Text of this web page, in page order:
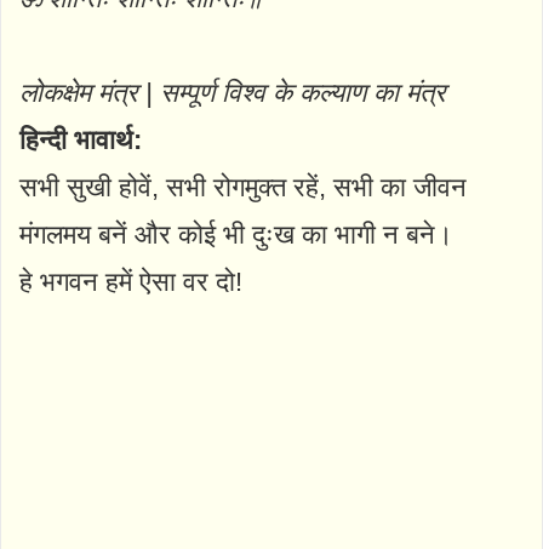
लोकक्षेम मंत्र | सम्पूर्ण विश्व के कल्याण का मंत्र
हिन्दी भावार्थ:
सभी सुखी होवें, सभी रोगमुक्त रहें, सभी का जीवन
मंगलमय बनें और कोई भी दुःख का भागी न बने।
हे भगवन हमें ऐसा वर दो!